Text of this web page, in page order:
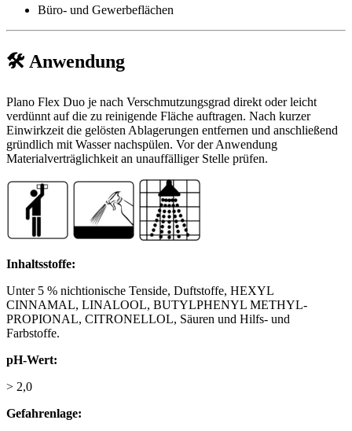
Büro- und Gewerbeflächen
🛠️ Anwendung
Plano Flex Duo je nach Verschmutzungsgrad direkt oder leicht
verdünnt auf die zu reinigende Fläche auftragen. Nach kurzer
Einwirkzeit die gelösten Ablagerungen entfernen und anschließend
gründlich mit Wasser nachspülen. Vor der Anwendung
Materialverträglichkeit an unauffälliger Stelle prüfen.
Inhaltsstoffe:
Unter 5 % nichtionische Tenside, Duftstoffe, HEXYL
CINNAMAL, LINALOOL, BUTYLPHENYL METHYL-
PROPIONAL, CITRONELLOL, Säuren und Hilfs- und
Farbstoffe.
pH-Wert:
> 2,0
Gefahrenlage: